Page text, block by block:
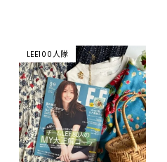
LEE100人隊